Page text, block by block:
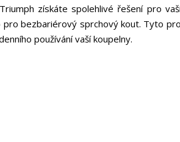
získáte spolehlivé řešení pro
pro bezbariérový sprchový kout. Tyto
používání vaší koupelny.